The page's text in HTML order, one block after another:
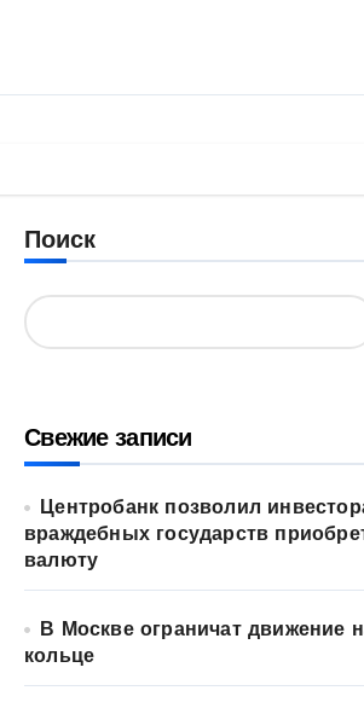
Поиск
Свежие записи
Центробанк позволил
враждебных государств
валюту
В Москве ограничат движение
кольце